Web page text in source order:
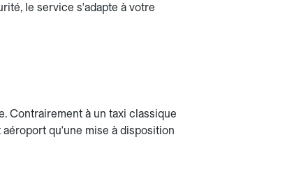
le service s'adapte à votre
Contrairement à un taxi classique
qu'une mise à disposition